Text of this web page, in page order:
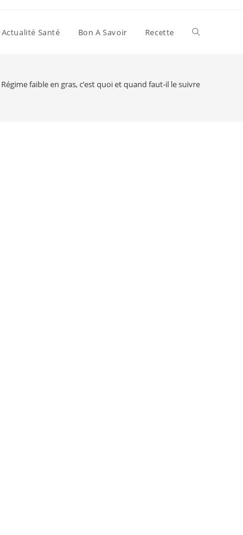
Actualité Santé Bon A Savoir Recette Toggle
Régime faible en gras, c’est quoi et quand faut-il le suivre